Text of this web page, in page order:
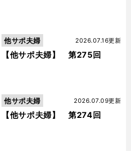
【他サポ夫婦】 第275回
2026.07.16更新
他サポ夫婦
【他サポ夫婦】 第274回
2026.07.09更新
他サポ夫婦